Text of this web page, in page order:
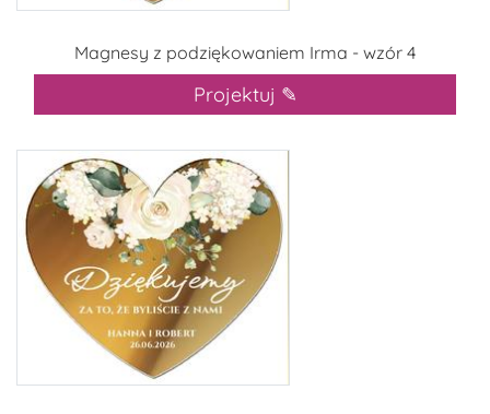
Magnesy z podziękowaniem Irma - wzór 4
Projektuj ✎